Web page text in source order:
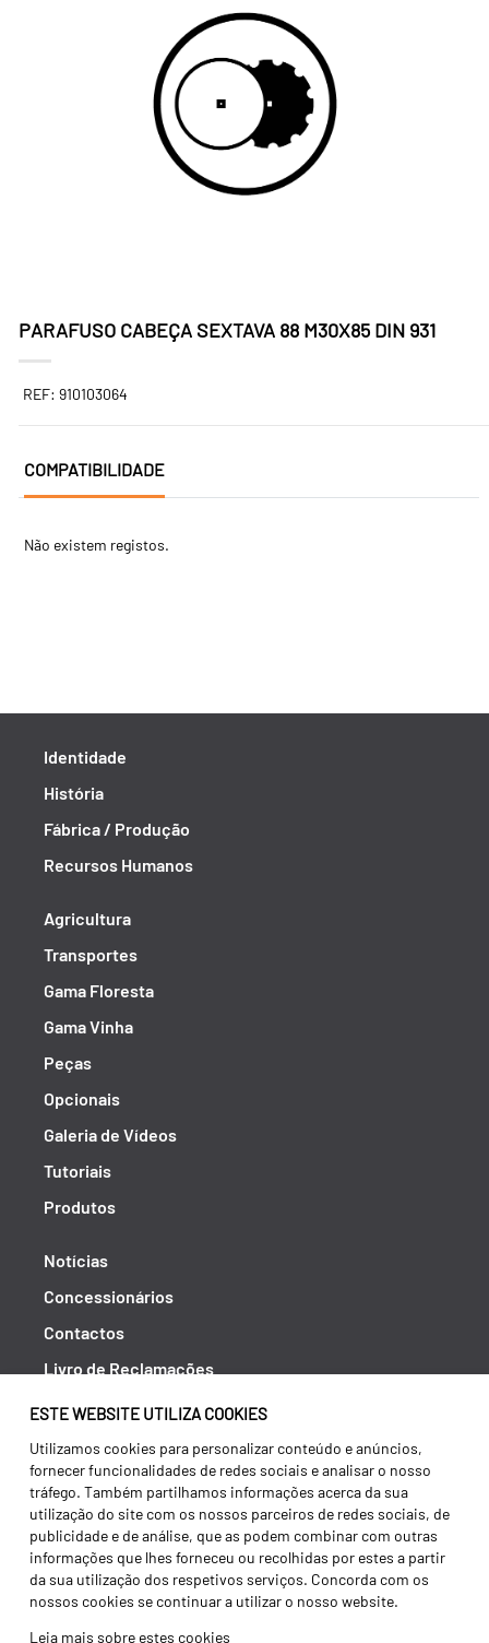
ESTE WEBSITE UTILIZA COOKIES
Utilizamos cookies para personalizar conteúdo e anúncios,
fornecer funcionalidades de redes sociais e analisar o nosso
tráfego. Também partilhamos informações acerca da sua
utilização do site com os nossos parceiros de redes sociais, de
publicidade e de análise, que as podem combinar com outras
informações que lhes forneceu ou recolhidas por estes a partir
da sua utilização dos respetivos serviços. Concorda com os
nossos cookies se continuar a utilizar o nosso website.
Leia mais sobre estes cookies
PARAFUSO CABEÇA SEXTAVA 88 M30X85 DIN 931
REF: 910103064
COMPATIBILIDADE
Não existem registos.
Identidade
História
Fábrica / Produção
Recursos Humanos
Agricultura
Transportes
Gama Floresta
Gama Vinha
Peças
Opcionais
Galeria de Vídeos
Tutoriais
Produtos
Notícias
Concessionários
Contactos
Livro de Reclamações
Política de Privacidade
Canal de Denúncias (RGPC)
Termos e condições